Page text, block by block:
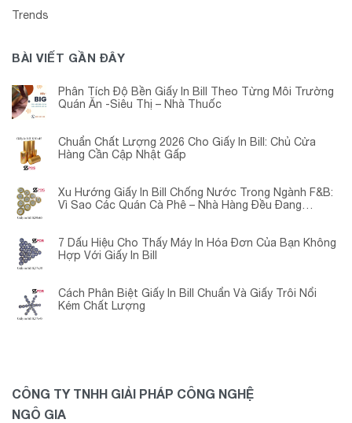
Trends
BÀI VIẾT GẦN ĐÂY
Phân Tích Độ Bền Giấy In Bill Theo Từng Môi Trường
Quán Ăn -Siêu Thị – Nhà Thuốc
Chuẩn Chất Lượng 2026 Cho Giấy In Bill: Chủ Cửa
Hàng Cần Cập Nhật Gấp
Xu Hướng Giấy In Bill Chống Nước Trong Ngành F&B:
Vì Sao Các Quán Cà Phê – Nhà Hàng Đều Đang
7 Dấu Hiệu Cho Thấy Máy In Hóa Đơn Của Bạn Không
Hợp Với Giấy In Bill
Cách Phân Biệt Giấy In Bill Chuẩn Và Giấy Trôi Nổi
Kém Chất Lượng
CÔNG TY TNHH GIẢI PHÁP CÔNG NGHỆ
NGÔ GIA